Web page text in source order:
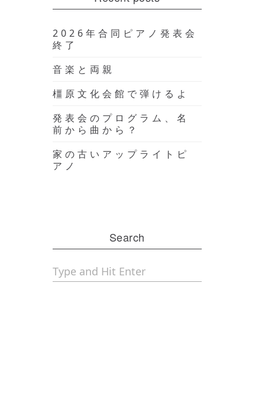
2026年合同ピアノ発表会
終了
音楽と両親
橿原文化会館で弾けるよ
発表会のプログラム、名
前から曲から？
家の古いアップライトピ
アノ
Search